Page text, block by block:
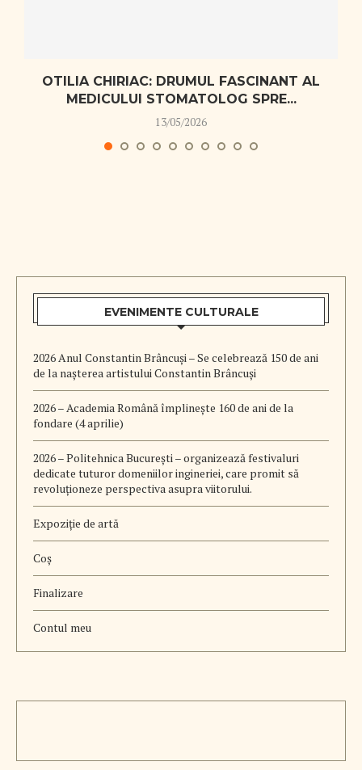
OTILIA CHIRIAC: DRUMUL FASCINANT AL
MEDICULUI STOMATOLOG SPRE...
13/05/2026
EVENIMENTE CULTURALE
2026 Anul Constantin Brâncuși – Se celebrează 150 de ani
de la nașterea artistului Constantin Brâncuși
2026 – Academia Română împlinește 160 de ani de la
fondare (4 aprilie)
2026 – Politehnica București – organizează festivaluri
dedicate tuturor domeniilor ingineriei, care promit să
revoluționeze perspectiva asupra viitorului.
Expoziție de artă
Coș
Finalizare
Contul meu